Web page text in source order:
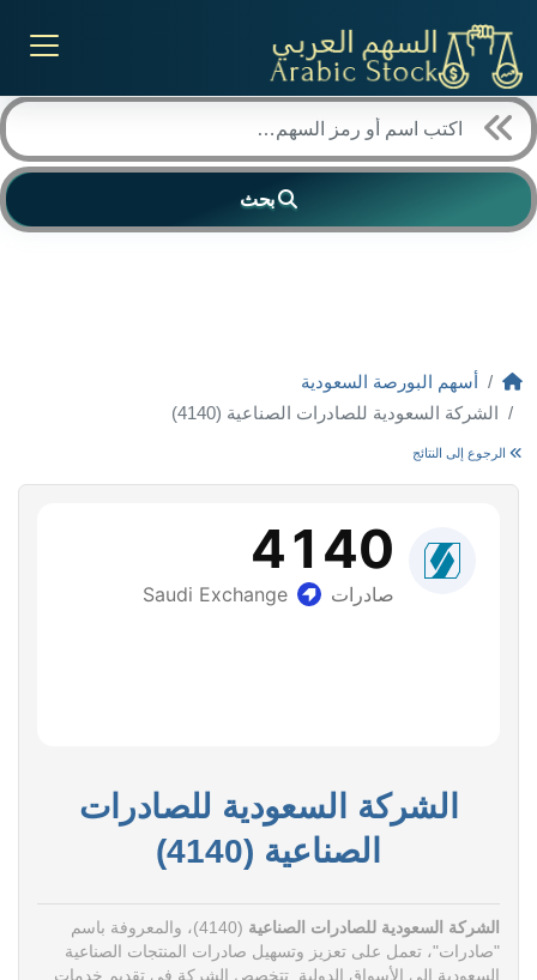
بحث
أسهم البورصة السعودية
الشركة السعودية للصادرات الصناعية (4140)
الرجوع إلى النتائج
الشركة السعودية للصادرات
الصناعية (4140)
الشركة السعودية للصادرات الصناعية
(4140)، والمعروفة باسم
"صادرات"، تعمل على تعزيز وتسهيل صادرات المنتجات الصناعية
السعودية إلى الأسواق الدولية. تتخصص الشركة في تقديم خدمات